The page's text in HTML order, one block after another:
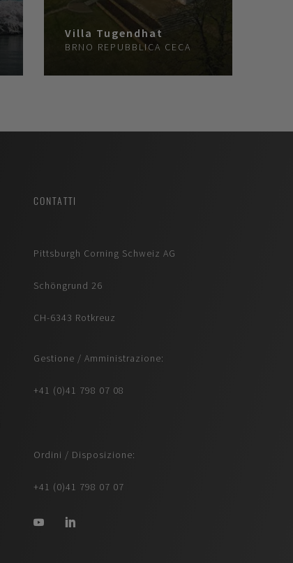
Villa Tugendhat
BRNO REPUBBLICA CECA
CONTATTI
Pittsburgh Corning Schweiz AG
Schöngrund 26
CH-6343 Rotkreuz
Gestione / Amministrazione:
+41 (0)41 798 07 08
Ordini / Disposizione:
+41 (0)41 798 07 07